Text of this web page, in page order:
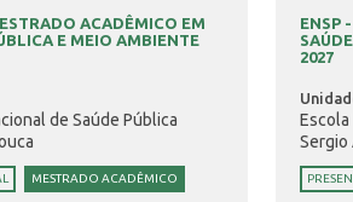
ACADÊMICO EM
E MEIO AMBIENTE
de Saúde Pública
MESTRADO ACADÊMICO
ENSP
2027
Escola
Sergio